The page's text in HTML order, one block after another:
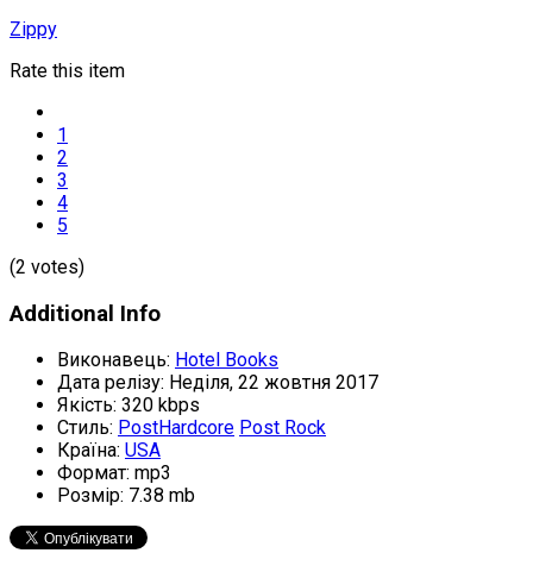
Zippy
Rate this item
1
2
3
4
5
(2 votes)
Additional Info
Виконавець: Hotel Books
Дата релізу: Неділя, 22 жовтня 2017
Якість: 320 kbps
Стиль: PostHardcore Post Rock
Країна: USA
Формат: mp3
Розмір: 7.38 mb